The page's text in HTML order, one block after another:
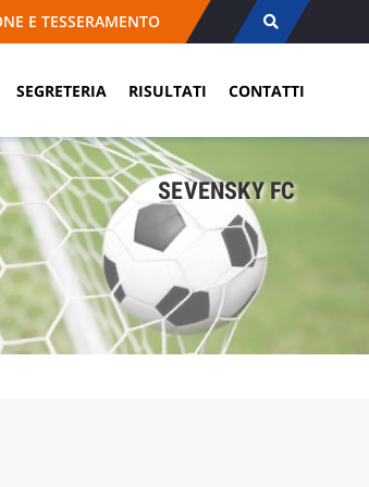
E TESSERAMENTO
SEGRETERIA RISULTATI CONTATTI
SEVENSKY FC